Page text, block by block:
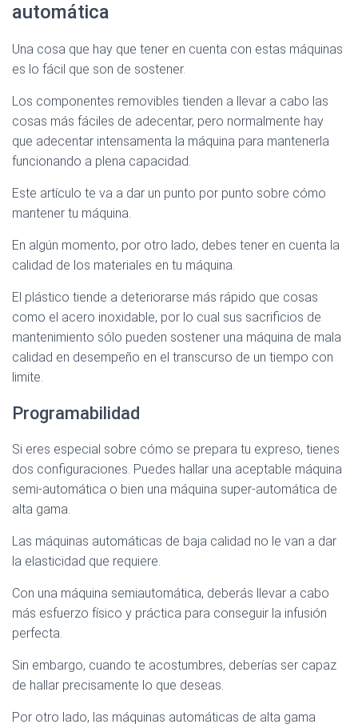
automática
Una cosa que hay que tener en cuenta con estas máquinas
es lo fácil que son de sostener.
Los componentes removibles tienden a llevar a cabo las
cosas más fáciles de adecentar, pero normalmente hay
que adecentar intensamenta la máquina para mantenerla
funcionando a plena capacidad.
Este artículo te va a dar un punto por punto sobre cómo
mantener tu máquina.
En algún momento, por otro lado, debes tener en cuenta la
calidad de los materiales en tu máquina.
El plástico tiende a deteriorarse más rápido que cosas
como el acero inoxidable, por lo cual sus sacrificios de
mantenimiento sólo pueden sostener una máquina de mala
calidad en desempeño en el transcurso de un tiempo con
limite.
Programabilidad
Si eres especial sobre cómo se prepara tu expreso, tienes
dos configuraciones. Puedes hallar una aceptable máquina
semi-automática o bien una máquina super-automática de
alta gama.
Las máquinas automáticas de baja calidad no le van a dar
la elasticidad que requiere.
Con una máquina semiautomática, deberás llevar a cabo
más esfuerzo físico y práctica para conseguir la infusión
perfecta.
Sin embargo, cuando te acostumbres, deberías ser capaz
de hallar precisamente lo que deseas.
Por otro lado, las máquinas automáticas de alta gama